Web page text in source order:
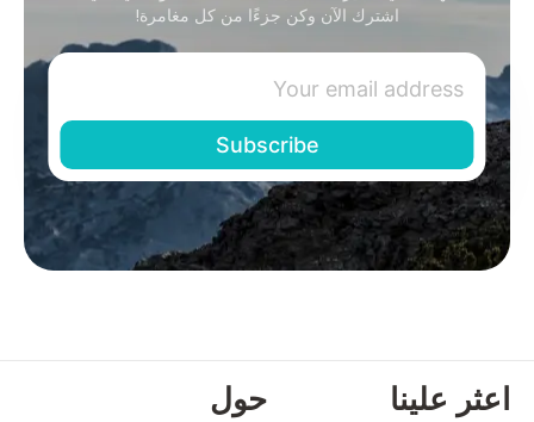
اشترك الآن وكن جزءًا من كل مغامرة!
اعثر علينا حول